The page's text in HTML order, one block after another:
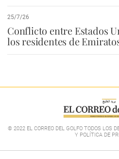
25/7/26
Conflicto entre Estados
los residentes de
© 2022 EL CORREO DEL GOLFO TODOS LOS
Y POLÍTICA DE